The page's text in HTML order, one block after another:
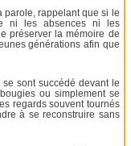
parole, rappelant que si le
ni les absences ni les
préserver la mémoire de
générations afin que
sont succédé devant le
ou simplement se
regards souvent tournés
à se reconstruire sans